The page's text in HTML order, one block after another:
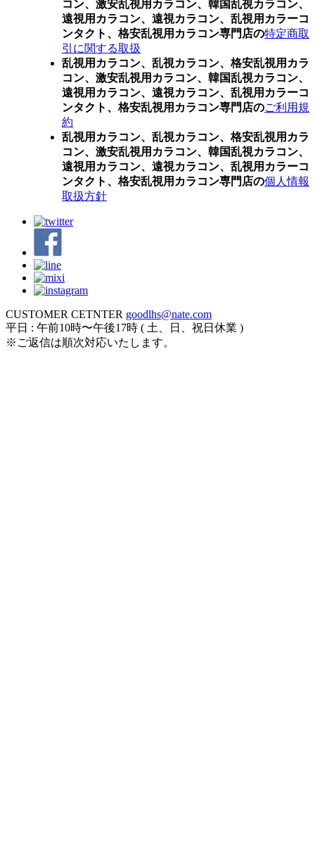
コン、激安乱視用カラコン、韓国乱視カラコン、
遠視用カラコン、遠視カラコン、乱視用カラーコ
ンタクト、格安乱視用カラコン専門店の特定商取
引に関する取扱
乱視用カラコン、乱視カラコン、格安乱視用カラ
コン、激安乱視用カラコン、韓国乱視カラコン、
遠視用カラコン、遠視カラコン、乱視用カラーコ
ンタクト、格安乱視用カラコン専門店のご利用規
約
乱視用カラコン、乱視カラコン、格安乱視用カラ
コン、激安乱視用カラコン、韓国乱視カラコン、
遠視用カラコン、遠視カラコン、乱視用カラーコ
ンタクト、格安乱視用カラコン専門店の個人情報
取扱方針
CUSTOMER CETNTER goodlhs@nate.com
平日 : 午前10時〜午後17時 ( 土、日、祝日休業 )
※ご返信は順次対応いたします。